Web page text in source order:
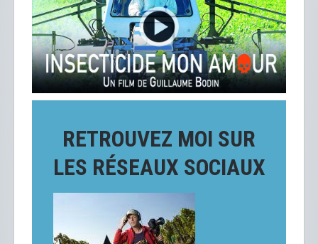
RETROUVEZ MOI SUR
LES RÉSEAUX SOCIAUX